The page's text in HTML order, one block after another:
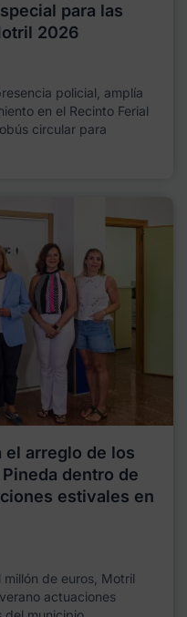
para las
2026
policial, amplía
en el Recinto Ferial
circular para
el arreglo de los
dentro de
estivales en
de euros, Motril
actuaciones